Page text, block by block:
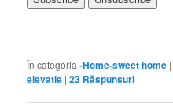
În categoria -Home-sweet home |
elevatie |23 Răspunsuri